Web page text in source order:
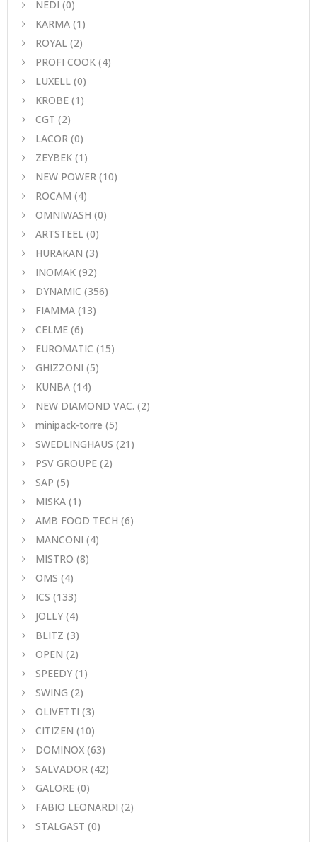
NEDI (0)
KARMA (1)
ROYAL (2)
PROFI COOK (4)
LUXELL (0)
KROBE (1)
CGT (2)
LACOR (0)
ZEYBEK (1)
NEW POWER (10)
ROCAM (4)
OMNIWASH (0)
ARTSTEEL (0)
HURAKAN (3)
INOMAK (92)
DYNAMIC (356)
FIAMMA (13)
CELME (6)
EUROMATIC (15)
GHIZZONI (5)
KUNBA (14)
NEW DIAMOND VAC. (2)
minipack-torre (5)
SWEDLINGHAUS (21)
PSV GROUPE (2)
SAP (5)
MISKA (1)
AMB FOOD TECH (6)
MANCONI (4)
MISTRO (8)
ΟΜS (4)
ICS (133)
JOLLY (4)
BLITZ (3)
OPEN (2)
SPEEDY (1)
SWING (2)
OLIVETTI (3)
CITIZEN (10)
DOMINOX (63)
SALVADOR (42)
GALORE (0)
FABIO LEONARDI (2)
STALGAST (0)